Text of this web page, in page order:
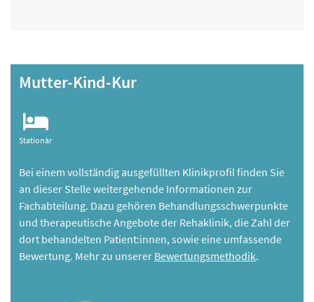
Mutter-Kind-Kur
Stationär
Bei einem vollständig ausgefüllten Klinikprofil finden Sie
an dieser Stelle weitergehende Informationen zur
Fachabteilung. Dazu gehören Behandlungsschwerpunkte
und therapeutische Angebote der Rehaklinik, die Zahl der
dort behandelten Patient:innen, sowie eine umfassende
Bewertung. Mehr zu unserer Bewertungsmethodik.